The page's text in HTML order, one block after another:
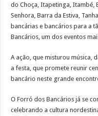
do Choça, Itapetinga, Itambé,
Senhora, Barra da Estiva,
bancárias e bancários para a
Bancários, um dos eventos
A ação, que misturou música,
a festa, que promete reunir
bancário neste grande
O Forró dos Bancários já se
celebrando a cultura